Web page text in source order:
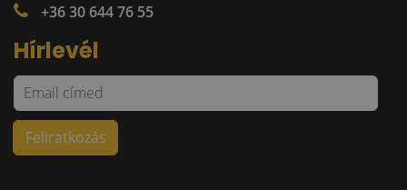
+36 30 644 76 55
Hírlevél